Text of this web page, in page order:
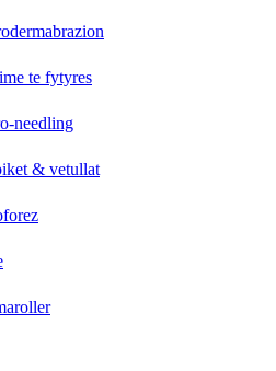
te fytyres
needling
& vetullat